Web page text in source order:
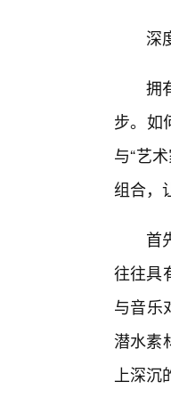
深
拥
步。如
与“艺
组合，
首
往往具
与音乐
潜水素
上深